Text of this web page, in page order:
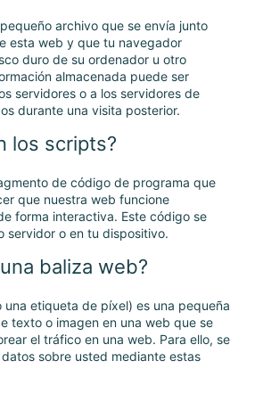
archivo que se envía junto
esta web y que tu navegador
duro de su ordenador u otro
almacenada puede ser
servidores o a los servidores de
durante una visita posterior.
los scripts?
de código de programa que
que nuestra web funcione
forma interactiva. Este código se
servidor o en tu dispositivo.
baliza web?
una etiqueta de píxel) es una pequeña
texto o imagen en una web que se
el tráfico en una web. Para ello, se
sobre usted mediante estas